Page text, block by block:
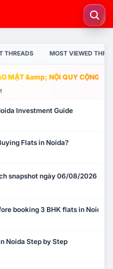
THREADS MOST VIEWED
MẬT &amp; NỘI QUY CỘNG
Investment Guide
Flats in Noida?
snapshot ngày 06/08/2026
booking 3 BHK flats in Noida?
Noida Step by Step